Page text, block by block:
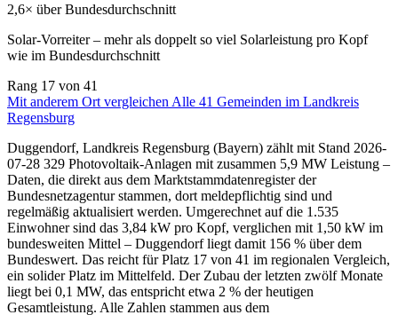
2,6× über Bundesdurchschnitt
Solar-Vorreiter – mehr als doppelt so viel Solarleistung pro Kopf
wie im Bundesdurchschnitt
Rang 17 von 41
Mit anderem Ort vergleichen Alle 41 Gemeinden im Landkreis
Regensburg
Duggendorf, Landkreis Regensburg (Bayern) zählt mit Stand 2026-
07-28 329 Photovoltaik-Anlagen mit zusammen 5,9 MW Leistung –
Daten, die direkt aus dem Marktstammdatenregister der
Bundesnetzagentur stammen, dort meldepflichtig sind und
regelmäßig aktualisiert werden. Umgerechnet auf die 1.535
Einwohner sind das 3,84 kW pro Kopf, verglichen mit 1,50 kW im
bundesweiten Mittel – Duggendorf liegt damit 156 % über dem
Bundeswert. Das reicht für Platz 17 von 41 im regionalen Vergleich,
ein solider Platz im Mittelfeld. Der Zubau der letzten zwölf Monate
liegt bei 0,1 MW, das entspricht etwa 2 % der heutigen
Gesamtleistung. Alle Zahlen stammen aus dem